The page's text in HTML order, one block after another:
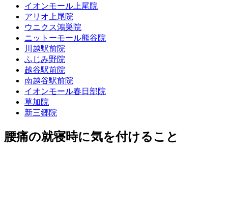
イオンモール上尾院
アリオ上尾院
ウニクス鴻巣院
ニットーモール熊谷院
川越駅前院
ふじみ野院
越谷駅前院
南越谷駅前院
イオンモール春日部院
草加院
新三郷院
腰痛の就寝時に気を付けること